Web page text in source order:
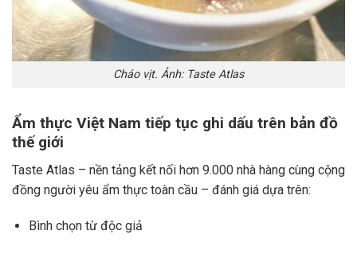
Cháo vịt. Ảnh: Taste Atlas
Ẩm thực Việt Nam tiếp tục ghi dấu trên bản đồ
thế giới
Taste Atlas – nền tảng kết nối hơn 9.000 nhà hàng cùng cộng
đồng người yêu ẩm thực toàn cầu – đánh giá dựa trên:
Bình chọn từ độc giả